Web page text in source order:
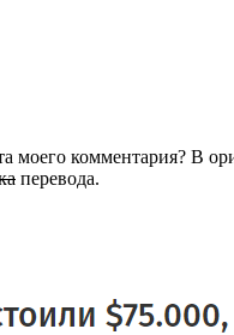
моего комментария?
перевода.